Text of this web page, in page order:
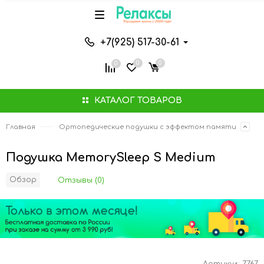
КАТАЛОГ ТОВАРОВ
+7(925) 517-30-61
0 0 0
Главная Ортопедические подушки с эффектом памяти
Подушка MemorySleep S Medium
Обзор Отзывы (0)